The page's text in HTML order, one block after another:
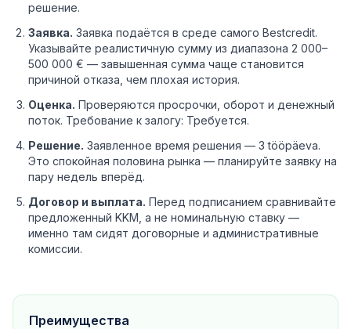
решение.
Заявка. Заявка подаётся в среде самого Bestcredit.
Указывайте реалистичную сумму из диапазона 2 000–
500 000 € — завышенная сумма чаще становится
причиной отказа, чем плохая история.
Оценка. Проверяются просрочки, оборот и денежный
поток. Требование к залогу: Требуется.
Решение. Заявленное время решения — 3 tööpäeva.
Это спокойная половина рынка — планируйте заявку на
пару недель вперёд.
Договор и выплата. Перед подписанием сравнивайте
предложенный KKM, а не номинальную ставку —
именно там сидят договорные и административные
комиссии.
Преимущества